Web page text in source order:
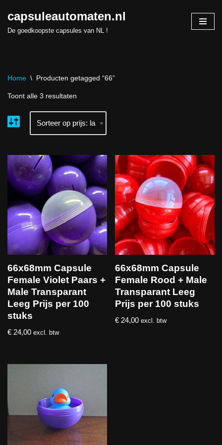
Skip
capsuleautomaten.nl
De goedkoopste capsules van NL !
Home \ Producten getagged “66”
Toont alle 3 resultaten
66x68mm Capsule
Female Violet Paars +
Male Transparant
Leeg Prijs per 100
stuks
€ 24,00 excl. btw
66x68mm Capsule
Female Rood + Male
Transparant Leeg
Prijs per 100 stuks
€ 24,00 excl. btw